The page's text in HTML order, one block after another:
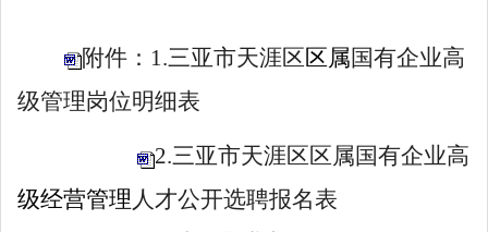
附件：1.三亚市天涯区区属国有企业高
级管理岗位明细表
2.三亚市天涯区区属国有企业高
级经营管理 人才公开选聘报名表